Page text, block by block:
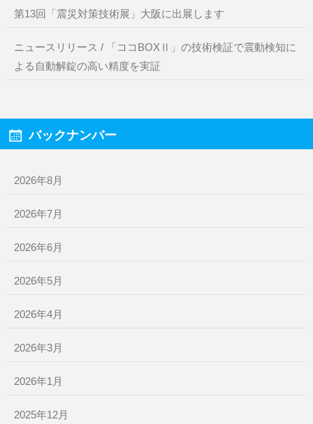
第13回「震災対策技術展」大阪に出展します
ニュースリリース / 「ココBOXⅡ」の技術検証で震動検知に
よる自動解錠の高い精度を実証
バックナンバー
2026年8月
2026年7月
2026年6月
2026年5月
2026年4月
2026年3月
2026年1月
2025年12月